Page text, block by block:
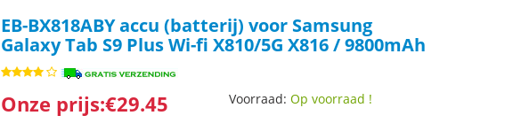
EB-BX818ABY accu (batterij) voor Samsung
Galaxy Tab S9 Plus Wi-fi X810/5G X816 / 9800mAh
Onze prijs:€29.45 Voorraad:Op voorraad !